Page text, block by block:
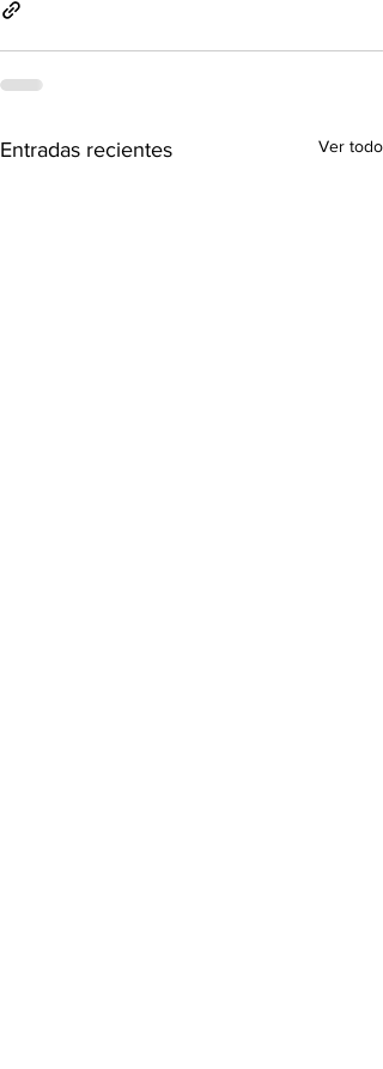
Entradas recientes Ver todo